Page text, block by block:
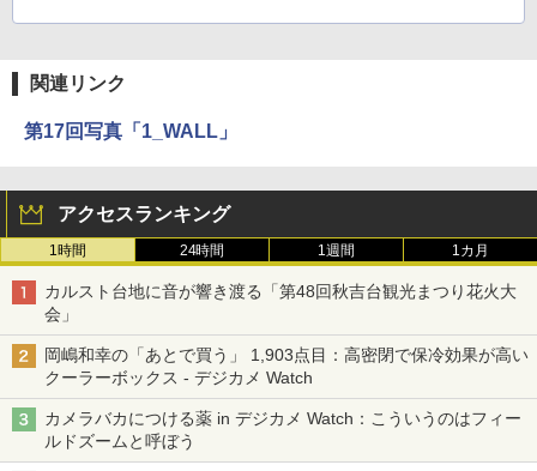
関連リンク
第17回写真「1_WALL」
アクセスランキング
1時間 24時間 1週間 1カ月
カルスト台地に音が響き渡る「第48回秋吉台観光まつり花火大
会」
岡嶋和幸の「あとで買う」 1,903点目：高密閉で保冷効果が高い
クーラーボックス - デジカメ Watch
カメラバカにつける薬 in デジカメ Watch：こういうのはフィー
ルドズームと呼ぼう